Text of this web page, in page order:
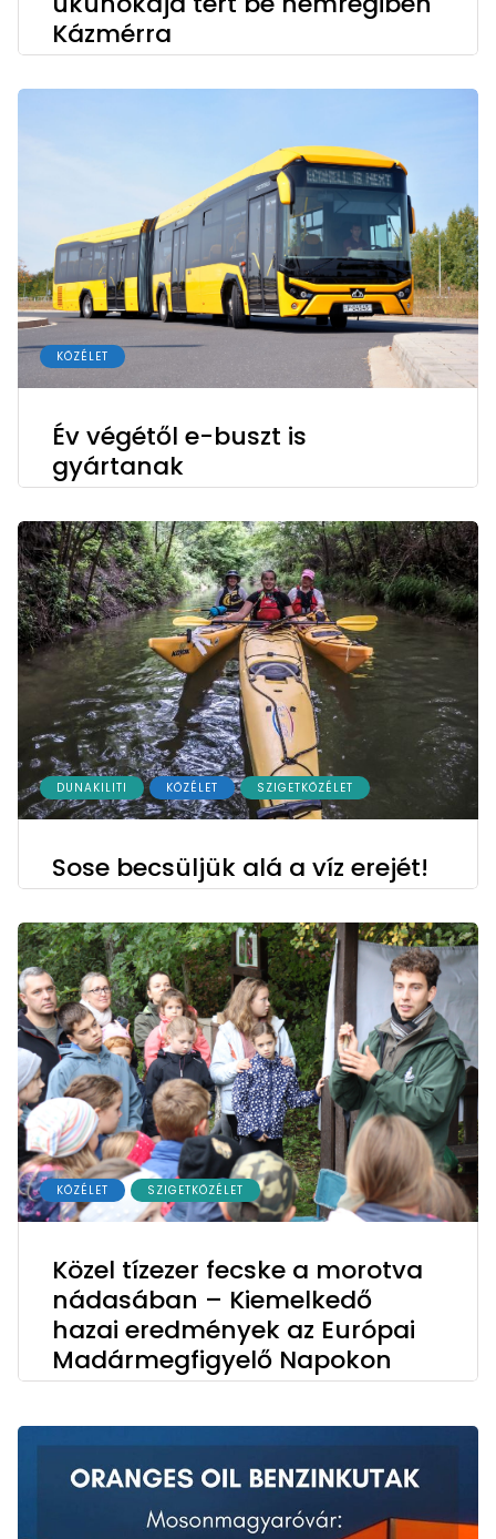
Kázmérra
KÖZÉLET
Év végétől e-buszt is
gyártanak
DUNAKILITI KÖZÉLET SZIGETKÖZÉLET
Sose becsüljük alá a víz erejét!
KÖZÉLET SZIGETKÖZÉLET
Közel tízezer fecske a morotva
nádasában – Kiemelkedő
hazai eredmények az Európai
Madármegfigyelő Napokon